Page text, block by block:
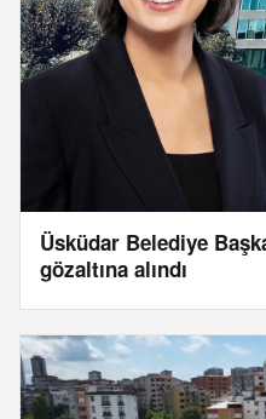
Üsküdar Belediye
gözaltına alındı